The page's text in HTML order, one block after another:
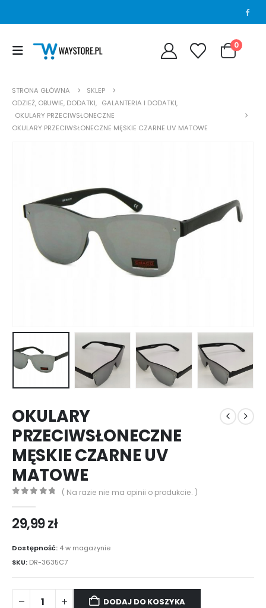
0
STRONA GŁÓWNA
SKLEP
ODZIEŻ, OBUWIE, DODATKI, GALANTERIA I DODATKI,
OKULARY PRZECIWSŁONECZNE
OKULARY PRZECIWSŁONECZNE MĘSKIE CZARNE UV MATOWE
OKULARY
PRZECIWSŁONECZNE
MĘSKIE CZARNE UV
MATOWE
( Na razie nie ma opinii o produkcie. )
29,99zł
Dostępność: 4 w magazynie
SKU: DR-3635C7
DODAJ DO KOSZYKA